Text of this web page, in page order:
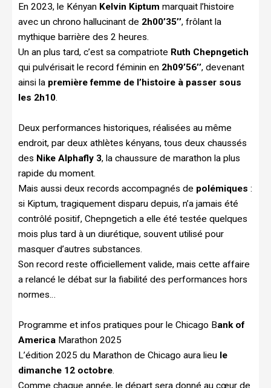
En 2023, le Kényan Kelvin Kiptum marquait l’histoire
avec un chrono hallucinant de 2h00’35’’, frôlant la
mythique barrière des 2 heures.
Un an plus tard, c’est sa compatriote Ruth Chepngetich
qui pulvérisait le record féminin en 2h09’56’’, devenant
ainsi la première femme de l’histoire à passer sous
les 2h10.
Deux performances historiques, réalisées au même
endroit, par deux athlètes kényans, tous deux chaussés
des Nike Alphafly 3, la chaussure de marathon la plus
rapide du moment.
Mais aussi deux records accompagnés de polémiques :
si Kiptum, tragiquement disparu depuis, n’a jamais été
contrôlé positif, Chepngetich a elle été testée quelques
mois plus tard à un diurétique, souvent utilisé pour
masquer d’autres substances.
Son record reste officiellement valide, mais cette affaire
a relancé le débat sur la fiabilité des performances hors
normes…
Programme et infos pratiques pour le Chicago Bank of
America Marathon 2025
L’édition 2025 du Marathon de Chicago aura lieu le
dimanche 12 octobre
Comme chaque année, le départ sera donné au cœur de